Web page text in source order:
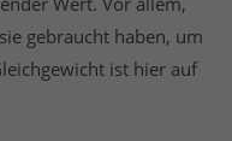
gebraucht haben, um
ist hier auf